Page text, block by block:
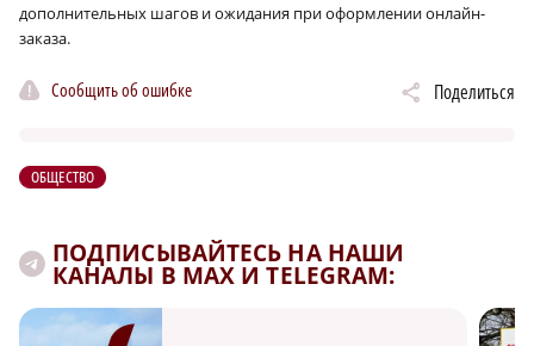
дополнительных шагов и ожидания при оформлении онлайн-
заказа.
Сообщить об ошибке Поделиться
ОБЩЕСТВО
ПОДПИСЫВАЙТЕСЬ НА НАШИ
КАНАЛЫ В MAX И TELEGRAM: